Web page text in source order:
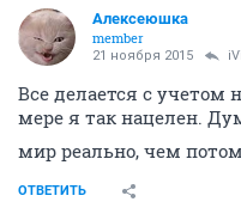
Алексеюшка
member
21 ноября 2015
Все делается с учетом
мере я так нацелен.
мир реально, чем
ОТВЕТИТЬ